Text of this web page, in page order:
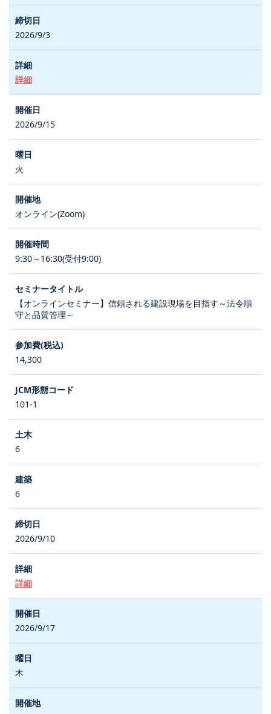
2026/9/3
詳細
2026/9/15
火
オンライン(Zoom)
9:30～16:30(受付9:00)
【オンラインセミナー】信頼される建設現場を目指す～法令順
守と品質管理～
14,300
101-1
6
6
2026/9/10
詳細
2026/9/17
木